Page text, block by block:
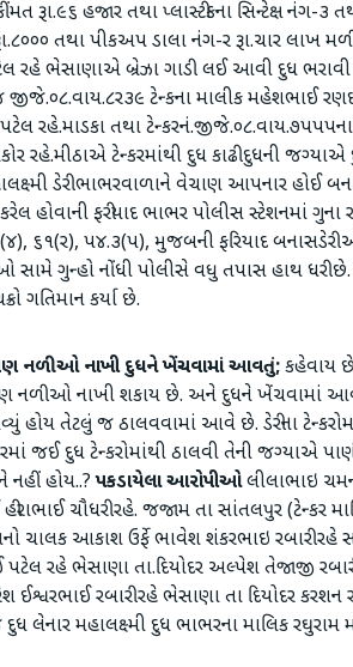
રૂા.૯૬ હજાર તથા પ્લાસ્ટીકના સિન્ટેક્ષ નંગ-
તથા પીકઅપ ડાલા નંગ-ર રૂા.ચાર લાખ
રહે ભેસાણાએ બ્રેઝા ગાડી લઈ આવી દુધ ભરાવી
ટેન્કના માલીક મહેશભાઈ
રહે.માડકા તથા
રહે.મીઠાએ ટેન્કરમાંથી દુધ કાઢી દુધની
ડેરી ભાભરવાળાને વેચાણ આપનાર હોઈ
કરેલ હોવાની ફરીયાદ ભાભર પોલીસ સ્ટેશનમાં
૬૧(ર), પ૪.૩(પ), મુજબની ફરિયાદ
સામે ગુન્હો નોંધી પોલીસે વધુ તપાસ હાથ
ગતિમાન કર્યા છે.
નળીઓ નાખી દુધને ખેંચવામાં આવતું;કહેવાય
નળીઓ નાખી શકાય છે. અને દુધને ખેંચવામાં આવે
હોય તેટલું જ ઠાલવવામાં આવે છે. ડેરીના
જઈ દુધ ટેન્કરોમાંથી ઠાલવી તેની જગ્યાએ
નહીં હોય..?પકડાયેલા આરોપીઓલીલાભાઇ
ચૌધરી રહે. જજામ તા સાંતલપુર (ટેન્કર
ચાલક આકાશ ઉર્ફે ભાવેશ શંકરભાઇ રબારી રહે
પટેલ રહે ભેસાણા તા.દિયોદર અલ્પેશ તેજાજી
ઈશ્વરભાઈ રબારી રહે ભેસાણા તા દિયોદર
લેનાર મહાલક્ષ્મી દુધ ભાભરના માલિક